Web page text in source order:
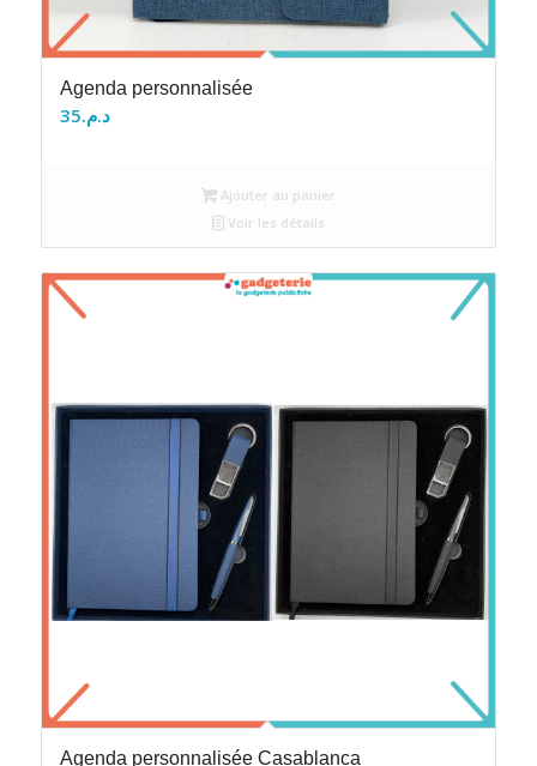
Agenda personnalisée
د.م.35
Ajouter au panier
Voir les détails
Agenda personnalisée Casablanca